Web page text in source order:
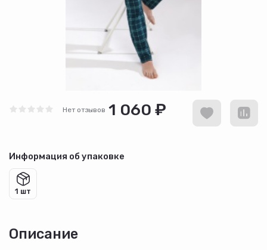
Нет отзывов 1 060 ₽
Информация об упаковке
1 шт
Описание